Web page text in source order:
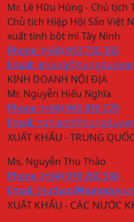
Mr. Lê Hữu Hùng - Chủ
Chủ tịch Hiệp Hội Sắn Việt
xuất tinh bột mì Tây Ninh
Phone: (+84) 913 730 365
Email:
KINH DOANH NỘI ĐỊA
Mr. Nguyễn Hiếu Nghĩa
Phone: (+84) 945 816 070
Email:
XUẤT KHẨU - TRUNG
Ms. Nguyễn Thu Thảo
Phone: (+84) 918 280 568
Email: thuthao@hungduy.vn
XUẤT KHẨU - CÁC NƯỚC